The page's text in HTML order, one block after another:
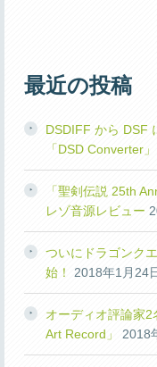
最近の投稿
DSDIFF から DSF
「DSD Converter」
「聖剣伝説 25th
レゾ音源レビュー
ついにドラゴンク
始！
2018年1月24
オーディオ評論家
Art Record」
2018